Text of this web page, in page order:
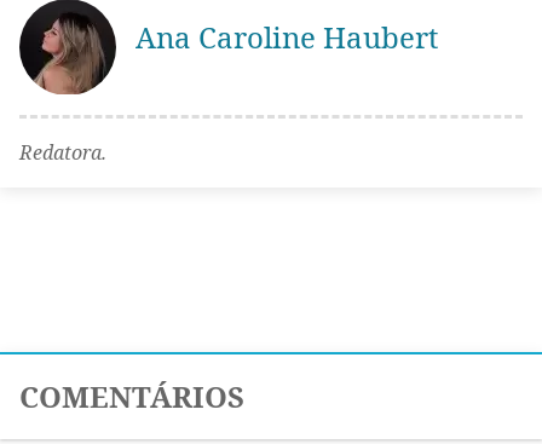
Ana Caroline Haubert
Redatora.
COMENTÁRIOS